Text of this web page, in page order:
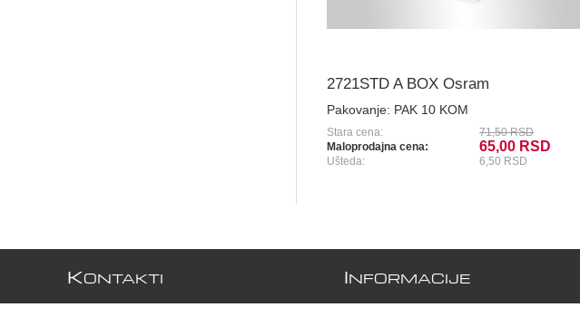
2721STD A BOX Osram
Pakovanje: PAK 10 KOM
Stara cena:
71,50 RSD
Maloprodajna cena:
65,00 RSD
Ušteda: 6,50 RSD
KONTAKTI INFORMACIJE